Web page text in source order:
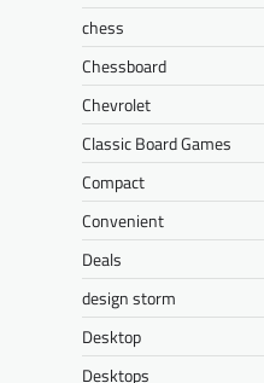
chess
Chessboard
Chevrolet
Classic Board Games
Compact
Convenient
Deals
design storm
Desktop
Desktops